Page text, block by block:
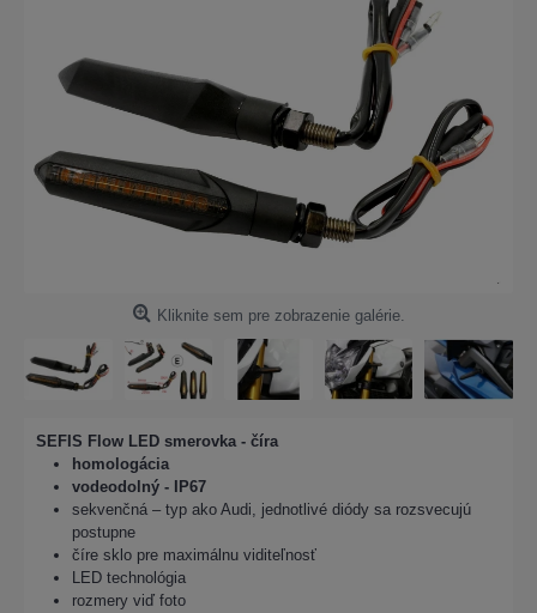
Kliknite sem pre zobrazenie galérie.
SEFIS Flow LED smerovka - číra
homologácia
vodeodolný - IP67
sekvenčná – typ ako Audi, jednotlivé diódy sa rozsvecujú
postupne
číre sklo pre maximálnu viditeľnosť
LED technológia
rozmery viď foto